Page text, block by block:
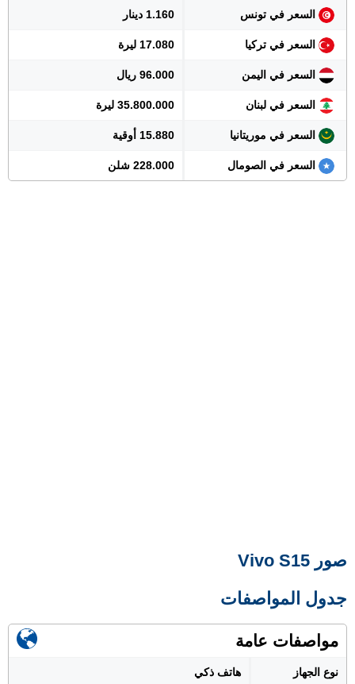
السعر في تونس 1.160 دينار
السعر في تركيا 17.080 ليرة
السعر في اليمن 96.000 ريال
السعر في لبنان 35.800.000 ليرة
السعر في موريتانيا 15.880 أوقية
السعر في الصومال 228.000 شلن
صور Vivo S15
جدول المواصفات
مواصفات عامة
نوع الجهاز هاتف ذكي